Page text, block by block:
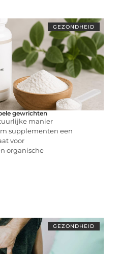
GEZONDHEID
gewrichten
manier
supplementen een
voor
organische
GEZONDHEID